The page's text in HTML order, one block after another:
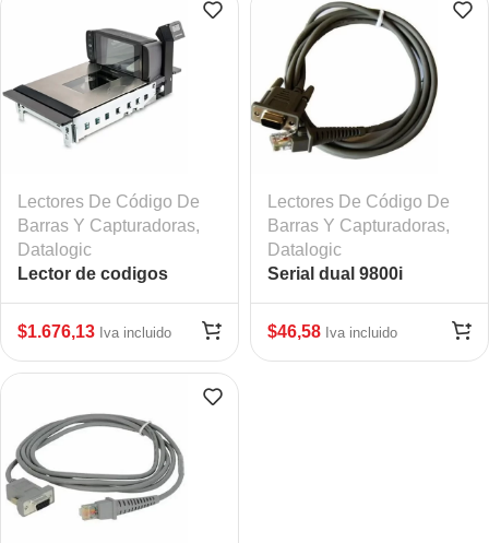
Lectores De Código De
Barras Y Capturadoras,
Datalogic
Lector de codigos
9320443100-0202131
$1.676,13 Iva incluido
Lectores De Código De
Barras Y Capturadoras,
Datalogic
Serial dual 9800i
Female15″
$46,58 Iva incluido